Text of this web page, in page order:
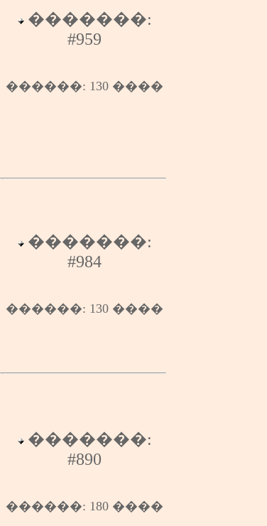
�������:
#959
������: 130 ����
�������:
#984
������: 130 ����
�������:
#890
������: 180 ����